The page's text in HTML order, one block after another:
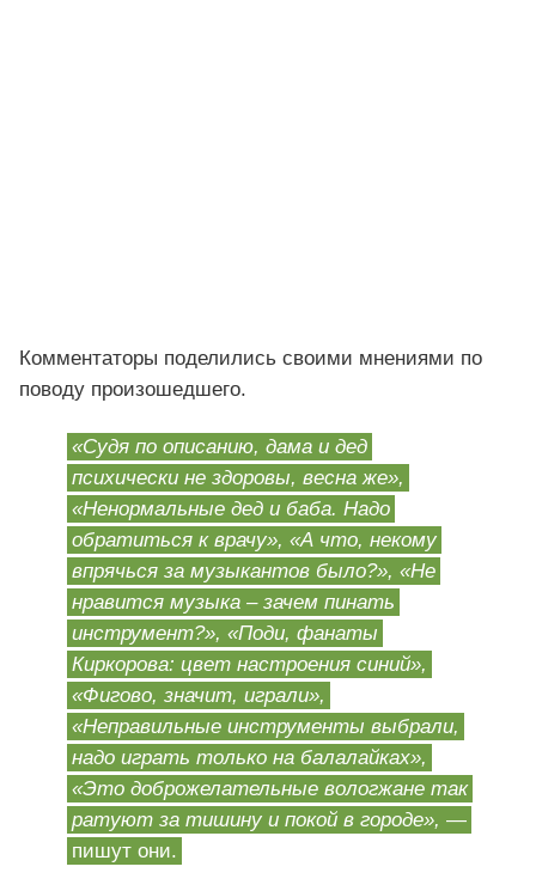
Комментаторы поделились своими мнениями по
поводу произошедшего.
«Судя по описанию, дама и дед
психически не здоровы, весна же»,
«Ненормальные дед и баба. Надо
обратиться к врачу», «А что, некому
впрячься за музыкантов было?», «Не
нравится музыка – зачем пинать
инструмент?», «Поди, фанаты
Киркорова: цвет настроения синий»,
«Фигово, значит, играли»,
«Неправильные инструменты выбрали,
надо играть только на балалайках»,
«Это доброжелательные вологжане так
ратуют за тишину и покой в городе», —
пишут они.